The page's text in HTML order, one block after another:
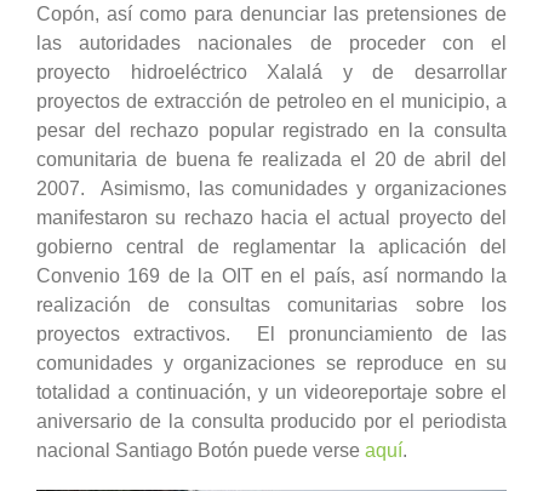
Copón, así como para denunciar las pretensiones de
las autoridades nacionales de proceder con el
proyecto hidroeléctrico Xalalá y de desarrollar
proyectos de extracción de petroleo en el municipio, a
pesar del rechazo popular registrado en la consulta
comunitaria de buena fe realizada el 20 de abril del
2007. Asimismo, las comunidades y organizaciones
manifestaron su rechazo hacia el actual proyecto del
gobierno central de reglamentar la aplicación del
Convenio 169 de la OIT en el país, así normando la
realización de consultas comunitarias sobre los
proyectos extractivos. El pronunciamiento de las
comunidades y organizaciones se reproduce en su
totalidad a continuación, y un videoreportaje sobre el
aniversario de la consulta producido por el periodista
nacional Santiago Botón puede verse aquí.